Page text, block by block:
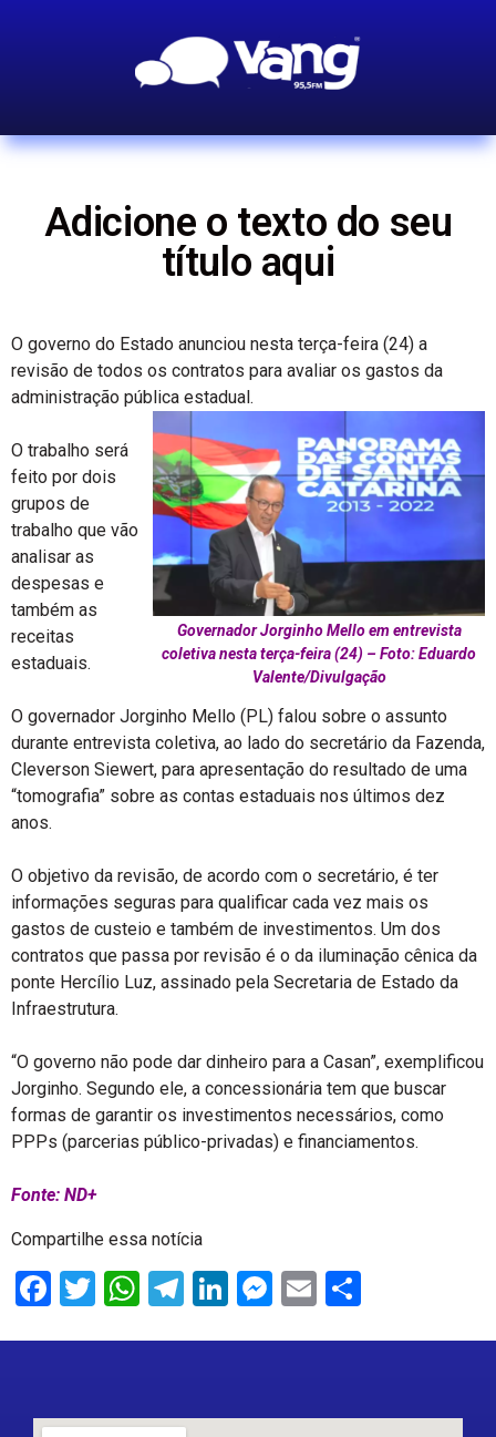
Adicione o texto do seu
título aqui
O governo do Estado anunciou nesta terça-feira (24) a
revisão de todos os contratos para avaliar os gastos da
administração pública estadual.
Governador Jorginho Mello em entrevista
coletiva nesta terça-feira (24) – Foto: Eduardo
Valente/Divulgação
O trabalho será
feito por dois
grupos de
trabalho que vão
analisar as
despesas e
também as
receitas
estaduais.
O governador Jorginho Mello (PL) falou sobre o assunto
durante entrevista coletiva, ao lado do secretário da Fazenda,
Cleverson Siewert, para apresentação do resultado de uma
“tomografia” sobre as contas estaduais nos últimos dez
anos.
O objetivo da revisão, de acordo com o secretário, é ter
informações seguras para qualificar cada vez mais os
gastos de custeio e também de investimentos. Um dos
contratos que passa por revisão é o da iluminação cênica da
ponte Hercílio Luz, assinado pela Secretaria de Estado da
Infraestrutura.
“O governo não pode dar dinheiro para a Casan”, exemplificou
Jorginho. Segundo ele, a concessionária tem que buscar
formas de garantir os investimentos necessários, como
PPPs (parcerias público-privadas) e financiamentos.
Fonte: ND+
Compartilhe essa notícia
Facebook
Twitter
WhatsApp
Telegram
LinkedIn
Messenger
Email